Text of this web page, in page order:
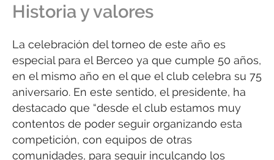
Historia y valores
La celebración del torneo de este año es
especial para el Berceo ya que cumple 50 años,
en el mismo año en el que el club celebra su 75
aniversario. En este sentido, el presidente, ha
destacado que “desde el club estamos muy
contentos de poder seguir organizando esta
competición, con equipos de otras
comunidades, para seguir inculcando los